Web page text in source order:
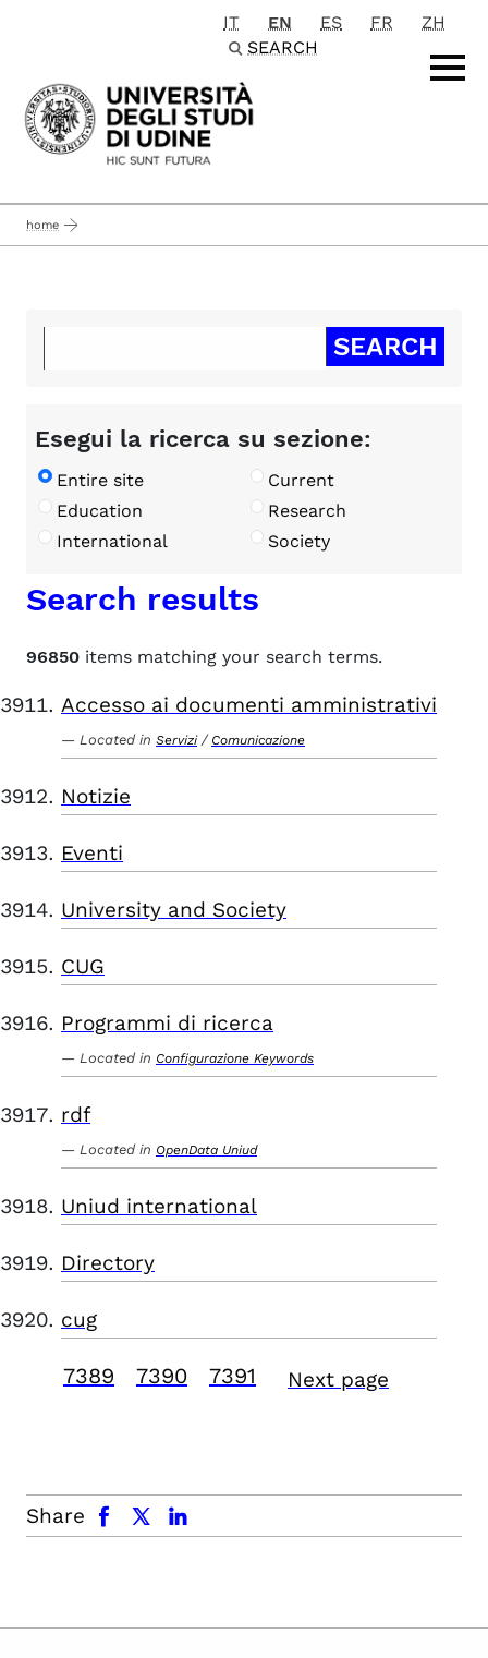
Passa al contenuto principale
IT EN ES FR
ZH
SEARCH
home
Esegui la ricerca su sezione:
Entire site
Current
Education
Research
International
Society
Search results
96850 items matching your search terms.
Accesso ai documenti amministrativi
Located in Servizi / Comunicazione
Notizie
Eventi
University and Society
CUG
Programmi di ricerca
Located in Configurazione Keywords
rdf
Located in OpenData Uniud
Uniud international
Directory
cug
7389 7390 7391 Next page
Share
facebook x.com linkedin